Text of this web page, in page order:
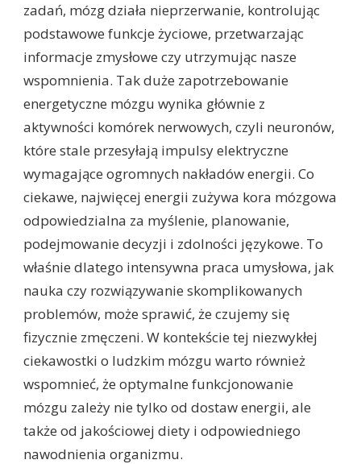
zadań, mózg działa nieprzerwanie, kontrolując
podstawowe funkcje życiowe, przetwarzając
informacje zmysłowe czy utrzymując nasze
wspomnienia. Tak duże zapotrzebowanie
energetyczne mózgu wynika głównie z
aktywności komórek nerwowych, czyli neuronów,
które stale przesyłają impulsy elektryczne
wymagające ogromnych nakładów energii. Co
ciekawe, najwięcej energii zużywa kora mózgowa
odpowiedzialna za myślenie, planowanie,
podejmowanie decyzji i zdolności językowe. To
właśnie dlatego intensywna praca umysłowa, jak
nauka czy rozwiązywanie skomplikowanych
problemów, może sprawić, że czujemy się
fizycznie zmęczeni. W kontekście tej niezwykłej
ciekawostki o ludzkim mózgu warto również
wspomnieć, że optymalne funkcjonowanie
mózgu zależy nie tylko od dostaw energii, ale
także od jakościowej diety i odpowiedniego
nawodnienia organizmu.